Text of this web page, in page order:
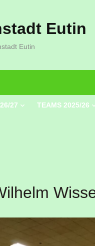
Eutin
Eutin
27 TEAMS 2025/26